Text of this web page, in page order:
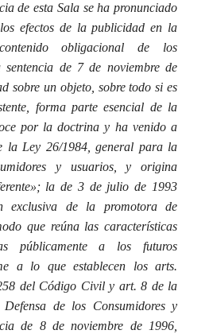
de esta Sala se ha pronunciado
efectos de la publicidad en la
obligacional de los
de 7 de noviembre de
sobre un objeto, sobre todo si es
forma parte esencial de la
por la doctrina y ha venido a
la Ley 26/1984, general para la
y usuarios, y origina
la de 3 de julio de 1993
exclusiva de la promotora de
que reúna las características
públicamente a los futuros
a lo que establecen los arts.
del Código Civil y art. 8 de la
de los Consumidores y
de 8 de noviembre de 1996,